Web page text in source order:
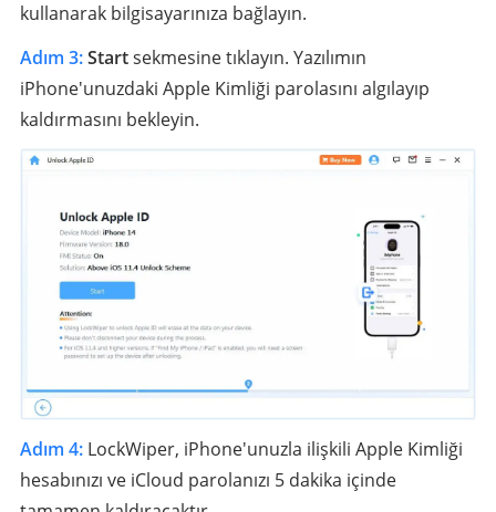
kullanarak bilgisayarınıza bağlayın.
Adım 3:Startsekmesine tıklayın. Yazılımın
iPhone'unuzdaki Apple Kimliği parolasını algılayıp
kaldırmasını bekleyin.
Adım 4: LockWiper, iPhone'unuzla ilişkili Apple Kimliği
hesabınızı ve iCloud parolanızı 5 dakika içinde